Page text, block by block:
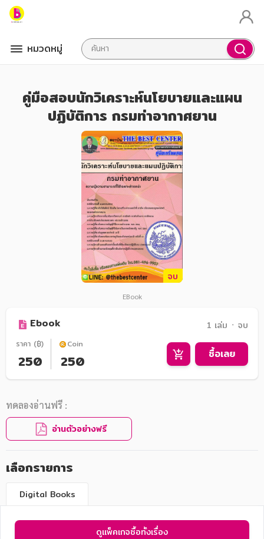
หมวดหมู่
คู่มือสอบนักวิเคราะห์นโยบายและแผน
ปฏิบัติการ กรมท่าอากาศยาน
จบ
EBook
Ebook 1 เล่ม ᛫ จบ
ราคา (฿)
250
Coin
250 ซื้อเลย
ทดลองอ่านฟรี :
อ่านตัวอย่างฟรี
เลือกรายการ
Digital Books
ดูแพ็คเกจซื้อทั้งเรื่อง